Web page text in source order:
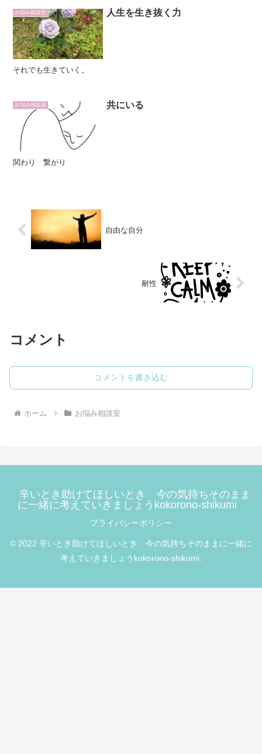
お悩み相談室 人生を生き抜く力
それでも生きていく。
お悩み相談室 共にいる
関わり 繋がり
自由な自分
耐性
コメント
コメントを書き込む
ホーム お悩み相談室
辛いとき助けてほしいとき 今の気持ちそのまま
に一緒に考えていきましょうkokorono-shikumi
プライバシーポリシー
© 2022 辛いとき助けてほしいとき 今の気持ちそのままに一緒に
考えていきましょうkokorono-shikumi.